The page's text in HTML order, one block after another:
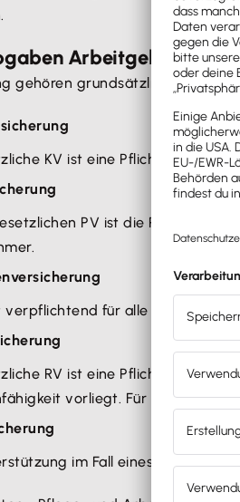
Arbeitgeber
gehören grundsätzlich fünf
KV ist eine
PV ist die
verpflichtend für alle
RV ist eine
vorliegt. Für
im Fall eines